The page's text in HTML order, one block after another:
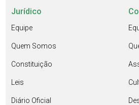
Jurídico
Equipe
Quem Somos
Constituição
Leis
Diário Oficial